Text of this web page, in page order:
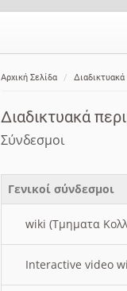
Αρχική Σελίδα
Διαδικτυακά
Σύνδεσμοι
Γενικοί σύνδεσμοι
wiki (Τμηματα
Interactive video